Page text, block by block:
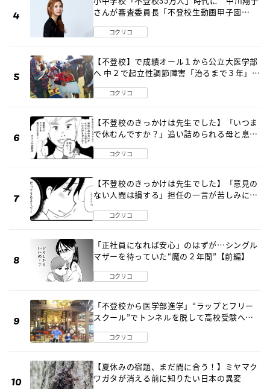
さんが審査委員長「不登校生動画甲子園
コクリコ
【不登校】で成績オール１から公立大医学部
へ 中２で起立性調節障害「治るまで３年」の
コクリコ
【不登校のきっかけは先生でした】「いつま
で休むんですか？」追い詰められる母と息子
コクリコ
【不登校のきっかけは先生でした】「意見の
ない人間は損する」担任の一言が苦しみに…
コクリコ
「正社員になれば安心」のはずが…シングル
マザーを待っていた“魔の２年間”【前編】
コクリコ
「不登校から医学部進学」“ラップとフリー
スクール”でトンネルを脱して高校受験へ
コクリコ
【夏休みの宿題、まだ間に合う！】ミヤマク
ワガタが消える前に知りたい日本の異変